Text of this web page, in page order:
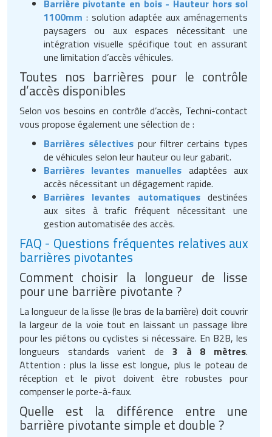
Barrière pivotante en bois - Hauteur hors sol
1100mm : solution adaptée aux aménagements
paysagers ou aux espaces nécessitant une
intégration visuelle spécifique tout en assurant
une limitation d’accès véhicules.
Toutes nos barrières pour le contrôle
d’accès disponibles
Selon vos besoins en contrôle d’accès, Techni-contact
vous propose également une sélection de :
Barrières sélectivespour filtrer certains types
de véhicules selon leur hauteur ou leur gabarit.
Barrières levantes manuelles adaptées aux
accès nécessitant un dégagement rapide.
Barrières levantes automatiquesdestinées
aux sites à trafic fréquent nécessitant une
gestion automatisée des accès.
FAQ - Questions fréquentes relatives aux
barrières pivotantes
Comment choisir la longueur de lisse
pour une barrière pivotante ?
La longueur de la lisse (le bras de la barrière) doit couvrir
la largeur de la voie tout en laissant un passage libre
pour les piétons ou cyclistes si nécessaire. En B2B, les
longueurs standards varient de 3 à 8 mètres.
Attention : plus la lisse est longue, plus le poteau de
réception et le pivot doivent être robustes pour
compenser le porte-à-faux.
Quelle est la différence entre une
barrière pivotante simple et double ?